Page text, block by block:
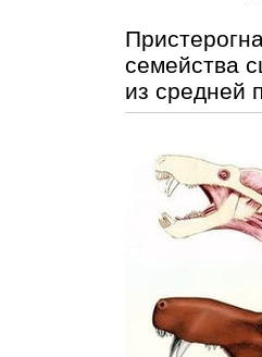
семейства
из средней